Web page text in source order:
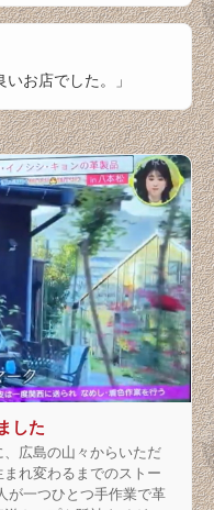
お店でした。」
した
、広島の山々からいただ
れ変わるまでのストー
が一つひとつ手作業で革